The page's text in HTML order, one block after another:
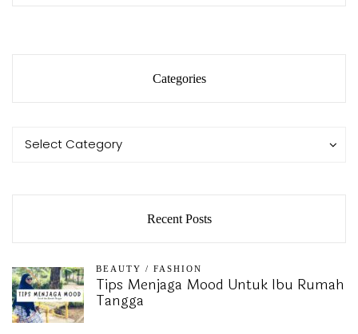
Categories
Categories
Select Category
Categories
Recent Posts
BEAUTY / FASHION
Tips Menjaga Mood Untuk Ibu Rumah
Tangga